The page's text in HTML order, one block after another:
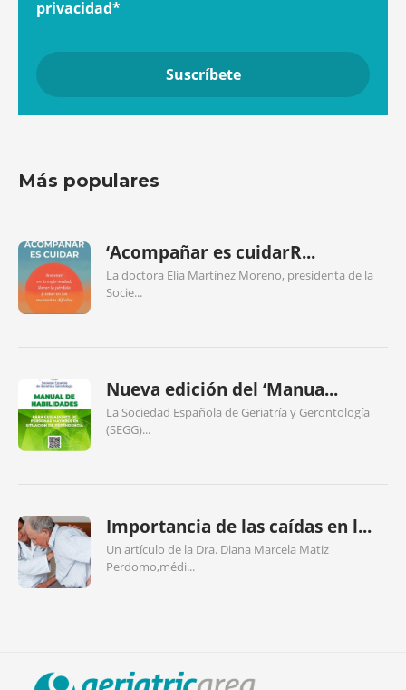
privacidad*
Más populares
‘Acompañar es cuidarR...
La doctora Elia Martínez Moreno, presidenta de la
Socie...
Nueva edición del ‘Manua...
La Sociedad Española de Geriatría y Gerontología
(SEGG)...
Importancia de las caídas en l...
Un artículo de la Dra. Diana Marcela Matiz
Perdomo,médi...